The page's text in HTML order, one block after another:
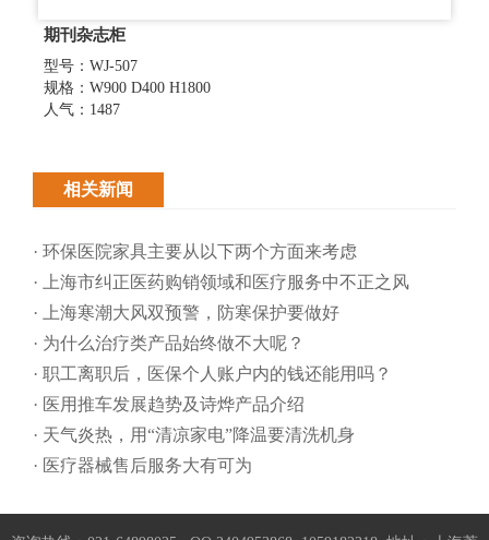
期刊杂志柜
型号：WJ-507
规格：W900 D400 H1800
人气：1487
相关新闻
· 环保医院家具主要从以下两个方面来考虑
· 上海市纠正医药购销领域和医疗服务中不正之风
· 上海寒潮大风双预警，防寒保护要做好
· 为什么治疗类产品始终做不大呢？
· 职工离职后，医保个人账户内的钱还能用吗​？
· 医用推车发展趋势及诗烨产品介绍
· 天气炎热，用“清凉家电”降温要清洗机身
· 医疗器械售后服务大有可为